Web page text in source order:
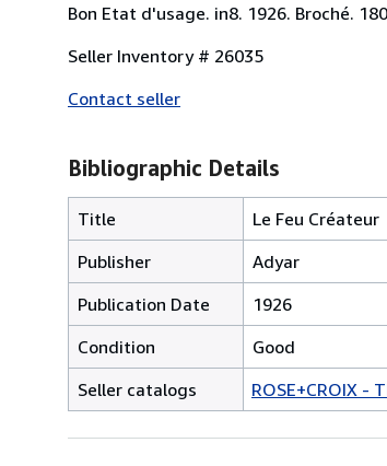
Bon Etat d'usage. in8. 1926. Broché.
Seller Inventory # 26035
Contact seller
Bibliographic Details
Title
Le Feu Créateur
Publisher
Adyar
Publication Date
1926
Condition
Good
Seller catalogs
ROSE+CROIX -